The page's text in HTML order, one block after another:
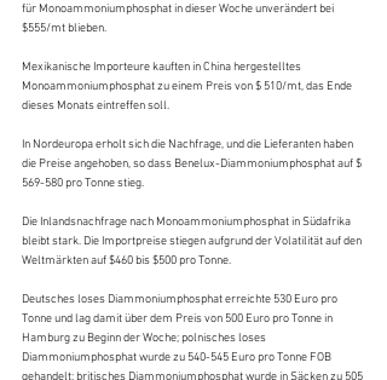
für Monoammoniumphosphat in dieser Woche unverändert bei
$555/mt blieben.
Mexikanische Importeure kauften in China hergestelltes
Monoammoniumphosphat zu einem Preis von $ 510/mt, das Ende
dieses Monats eintreffen soll.
In Nordeuropa erholt sich die Nachfrage, und die Lieferanten haben
die Preise angehoben, so dass Benelux-Diammoniumphosphat auf $
569-580 pro Tonne stieg.
Die Inlandsnachfrage nach Monoammoniumphosphat in Südafrika
bleibt stark. Die Importpreise stiegen aufgrund der Volatilität auf den
Weltmärkten auf $460 bis $500 pro Tonne.
Deutsches loses Diammoniumphosphat erreichte 530 Euro pro
Tonne und lag damit über dem Preis von 500 Euro pro Tonne in
Hamburg zu Beginn der Woche; polnisches loses
Diammoniumphosphat wurde zu 540-545 Euro pro Tonne FOB